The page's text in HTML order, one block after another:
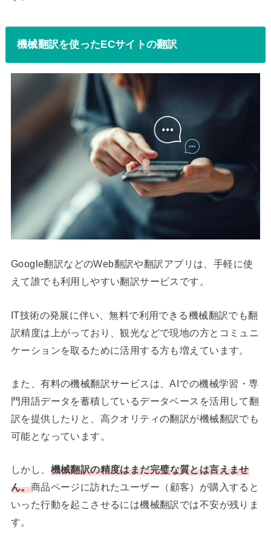
機械翻訳を使ったECサイトの翻訳
Google翻訳などのWeb翻訳や翻訳アプリは、手軽に使
えて誰でも利用しやすい翻訳サービスです。
IT技術の発展に伴い、無料で利用できる機械翻訳でも翻
訳精度は上がっており、観光などで現地の方とコミュニ
ケーションを取るために活用する方も増えています。
また、有料の機械翻訳サービスは、AIでの機械学習・専
門用語データを蓄積しているデータベースを活用して翻
訳を提供したりと、高クオリティの翻訳が機械翻訳でも
可能となっています。
しかし、 機械翻訳の精度はまだ完璧な質とは言えませ
ん。商品ページに訪れたユーザー（顧客）が購入すると
いった行動を起こさせるには機械翻訳では不安が残りま
す。